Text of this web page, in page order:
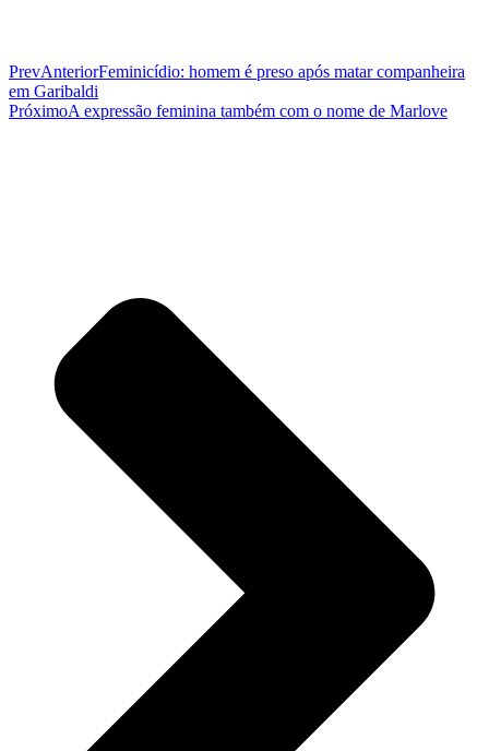
PrevAnteriorFeminicídio: homem é preso após matar companheira
em Garibaldi
PróximoA expressão feminina também com o nome de Marlove